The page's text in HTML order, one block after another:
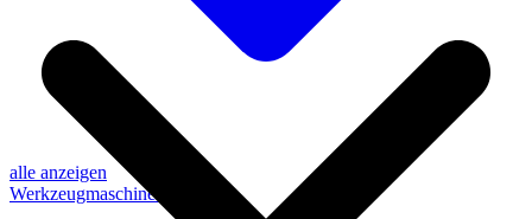
alle anzeigen
Werkzeugmaschinen-Zubehör